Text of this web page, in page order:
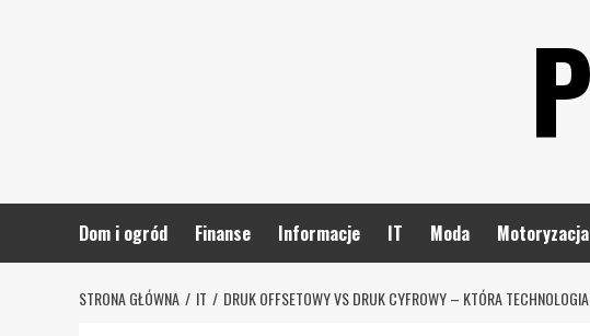
Dom i ogród Finanse Informacje IT Moda Motoryzacja
STRONA GŁÓWNA IT DRUK OFFSETOWY VS DRUK CYFROWY – KTÓRA